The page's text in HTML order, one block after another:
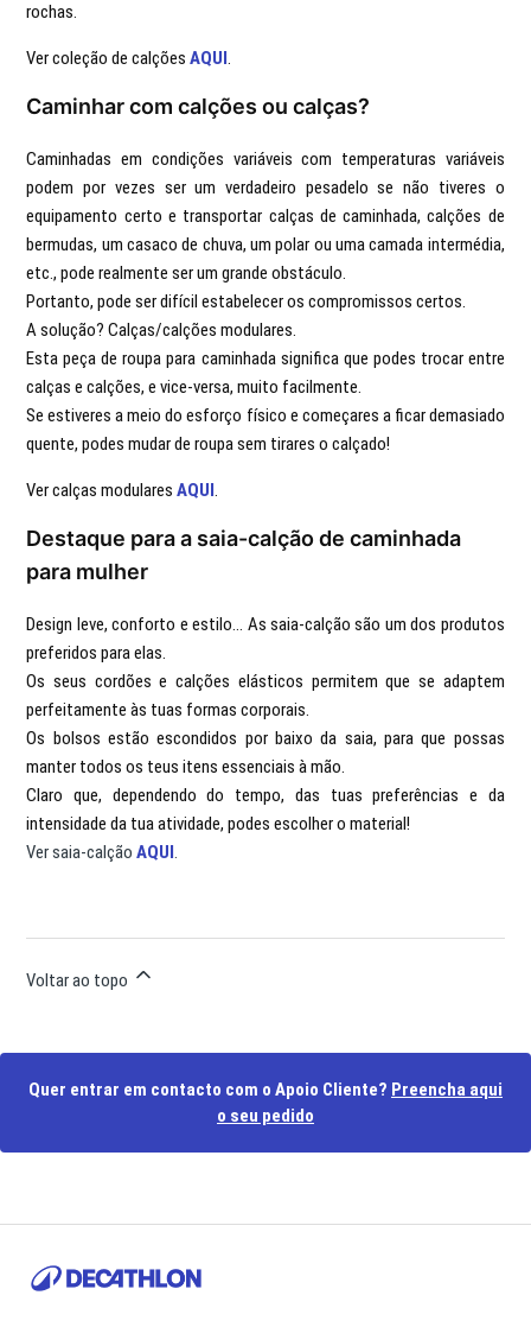
rochas.
Ver coleção de calçõesAQUI.
Caminhar com calções ou calças?
Caminhadas em condições variáveis com temperaturas variáveis
podem por vezes ser um verdadeiro pesadelo se não tiveres o
equipamento certo e transportar calças de caminhada, calções de
bermudas, um casaco de chuva, um polar ou uma camada intermédia,
etc., pode realmente ser um grande obstáculo.
Portanto, pode ser difícil estabelecer os compromissos certos.
A solução? Calças/calções modulares.
Esta peça de roupa para caminhada significa que podes trocar entre
calças e calções, e vice-versa, muito facilmente.
Se estiveres a meio do esforço físico e começares a ficar demasiado
quente, podes mudar de roupa sem tirares o calçado!
Ver calças modularesAQUI.
Destaque para a saia-calção de caminhada
para mulher
Design leve, conforto e estilo... As saia-calção são um dos produtos
preferidos para elas.
Os seus cordões e calções elásticos permitem que se adaptem
perfeitamente às tuas formas corporais.
Os bolsos estão escondidos por baixo da saia, para que possas
manter todos os teus itens essenciais à mão.
Claro que, dependendo do tempo, das tuas preferências e da
intensidade da tua atividade, podes escolher o material!
Ver saia-calçãoAQUI.
Voltar ao topo
Quer entrar em contacto com o Apoio Cliente? Preencha aqui
o seu pedido